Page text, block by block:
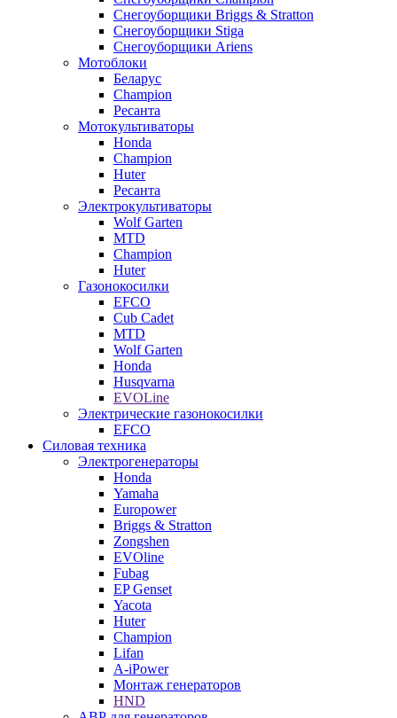
Снегоуборщики Briggs & Stratton
Снегоуборщики Stiga
Снегоуборщики Ariens
Мотоблоки
Беларус
Champion
Ресанта
Мотокультиваторы
Honda
Champion
Huter
Ресанта
Электрокультиваторы
Wolf Garten
MTD
Champion
Huter
Газонокосилки
EFCO
Cub Cadet
MTD
Wolf Garten
Honda
Husqvarna
EVOLine
Электрические газонокосилки
EFCO
Силовая техника
Электрогенераторы
Honda
Yamaha
Europower
Briggs & Stratton
Zongshen
EVOline
Fubag
EP Genset
Yacota
Huter
Champion
Lifan
A-iPower
Монтаж генераторов
HND